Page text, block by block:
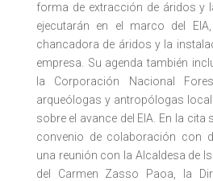
forma de extracción de áridos y
ejecutarán en el marco del
chancadora de áridos y la
empresa. Su agenda también
la Corporación Nacional
arqueólogas y antropólogas
sobre el avance del EIA. En la
convenio de colaboración con
una reunión con la Alcaldesa de
del Carmen Zasso Paoa, la